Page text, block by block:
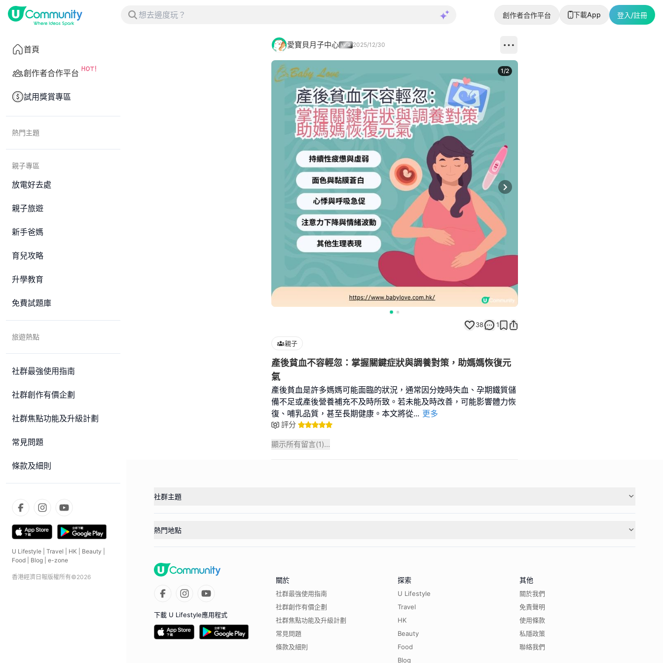
創作者合作平台 下載App 登入/註冊
首頁
創作者合作平台
試用獎賞專區
熱門主題
親子專區
放電好去處
親子旅遊
新手爸媽
育兒攻略
升學教育
免費試題庫
旅遊熱點
社群最強使用指南
社群創作有價企劃
社群焦點功能及升級計劃
常見問題
條款及細則
U Lifestyle Travel HK Beauty
Food
Blog e-zone
香港經濟日報版權所有©2026
愛寶貝月子中心 2025/12/30
Next slide
1/2
38 1
親子
產後貧血不容輕忽：掌握關鍵症狀與調養對策，助媽媽恢復元
氣
產後貧血是許多媽媽可能面臨的狀況，通常因分娩時失血、孕期鐵質儲
備不足或產後營養補充不及時所致。若未能及時改善，可能影響體力恢
復、哺乳品質，甚至長期健康。本文將從... 更多
評分
顯示所有留言(1)...
社群主題
熱門地點
下載 U Lifestyle應用程式
關於
社群最強使用指南
社群創作有價企劃
社群焦點功能及升級計劃
常見問題
條款及細則
探索
U Lifestyle
Travel
HK
Beauty
Food
Blog
其他
關於我們
免責聲明
使用條款
私隱政策
聯絡我們